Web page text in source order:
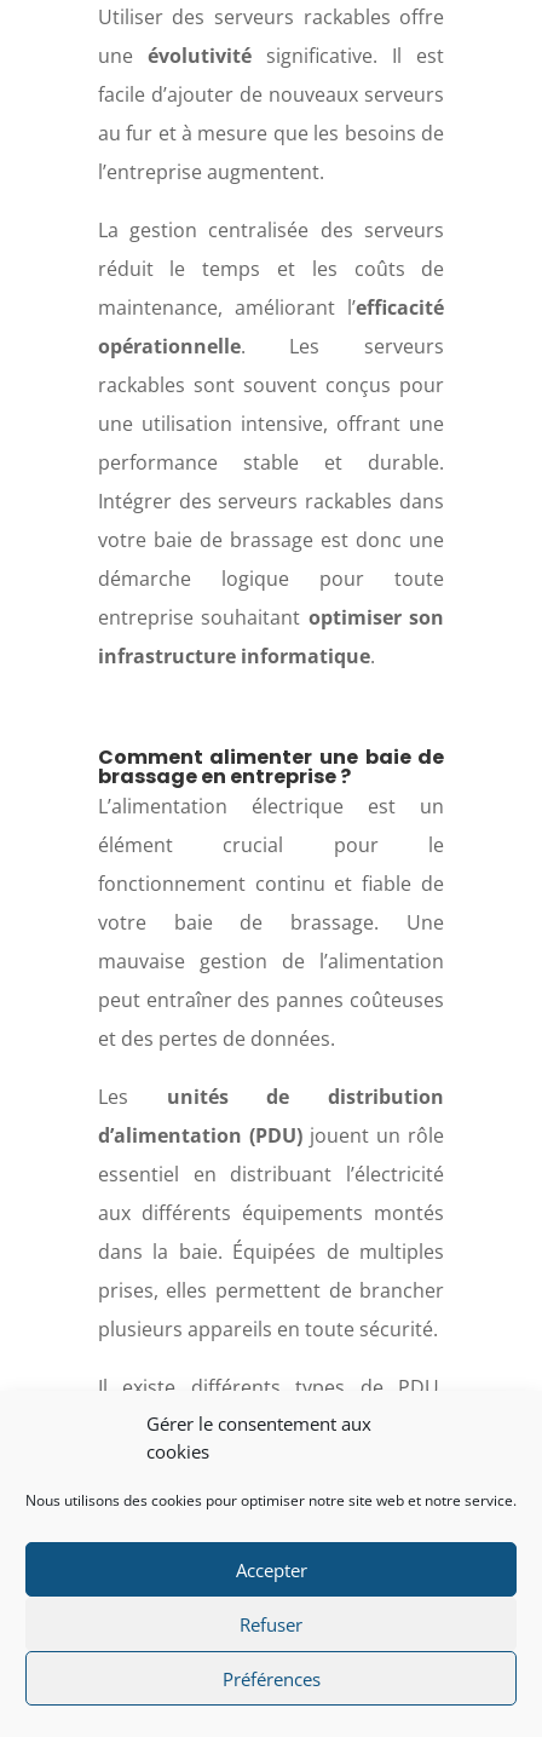
Gérer le consentement aux
cookies
Nous utilisons des cookies pour optimiser notre site web et notre service.
Accepter
Refuser
Préférences
Utiliser des serveurs rackables offre
une évolutivitésignificative. Il est
facile d’ajouter de nouveaux serveurs
au fur et à mesure que les besoins de
l’entreprise augmentent.
La gestion centralisée des serveurs
réduit le temps et les coûts de
maintenance, améliorant l’efficacité
opérationnelle. Les serveurs
rackables sont souvent conçus pour
une utilisation intensive, offrant une
performance stable et durable.
Intégrer des serveurs rackables dans
votre baie de brassage est donc une
démarche logique pour toute
entreprise souhaitant optimiser son
infrastructure informatique.
Comment alimenter une baie de
brassage en entreprise ?
L’alimentation électrique est un
élément crucial pour le
fonctionnement continu et fiable de
votre baie de brassage. Une
mauvaise gestion de l’alimentation
peut entraîner des pannes coûteuses
et des pertes de données.
Les unités de distribution
d’alimentation (PDU)jouent un rôle
essentiel en distribuant l’électricité
aux différents équipements montés
dans la baie. Équipées de multiples
prises, elles permettent de brancher
plusieurs appareils en toute sécurité.
Il existe différents types de PDU,
allant du modèle basique fournissant
une distribution simple de
l’alimentation, au modèle géré qui
permet un contrôle à distance des
prises individuelles, idéal pour la
gestion de l’énergie.
onduleurs (UPS)sont également